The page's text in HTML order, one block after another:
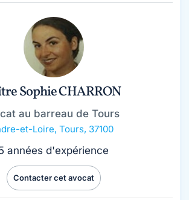
Sophie CHARRON
au barreau de Tours
et-Loire, Tours, 37100
années d'expérience
Contacter cet avocat